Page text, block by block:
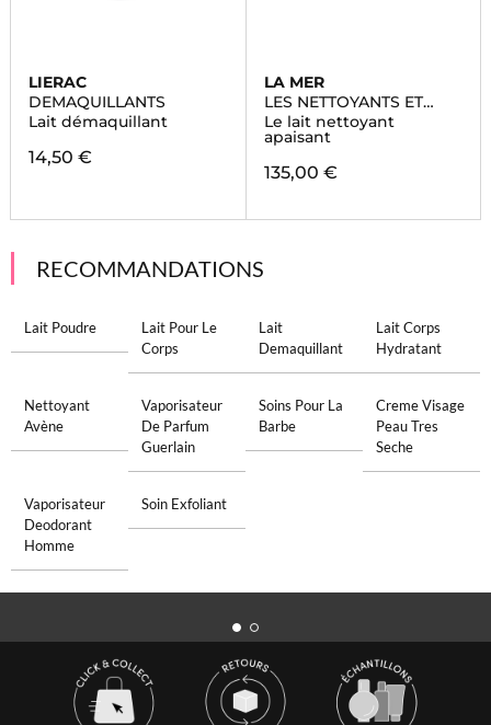
LIERAC
DEMAQUILLANTS
Lait démaquillant
14,50 €
LA MER
LES NETTOYANTS ET
TONIQUES
Le lait nettoyant
apaisant
135,00 €
RECOMMANDATIONS
Lait Poudre
Lait Pour Le
Corps
Lait
Demaquillant
Lait Corps
Hydratant
Nettoyant
Avène
Vaporisateur
De Parfum
Guerlain
Soins Pour La
Barbe
Creme Visage
Peau Tres
Seche
Vaporisateur
Deodorant
Homme
Soin Exfoliant